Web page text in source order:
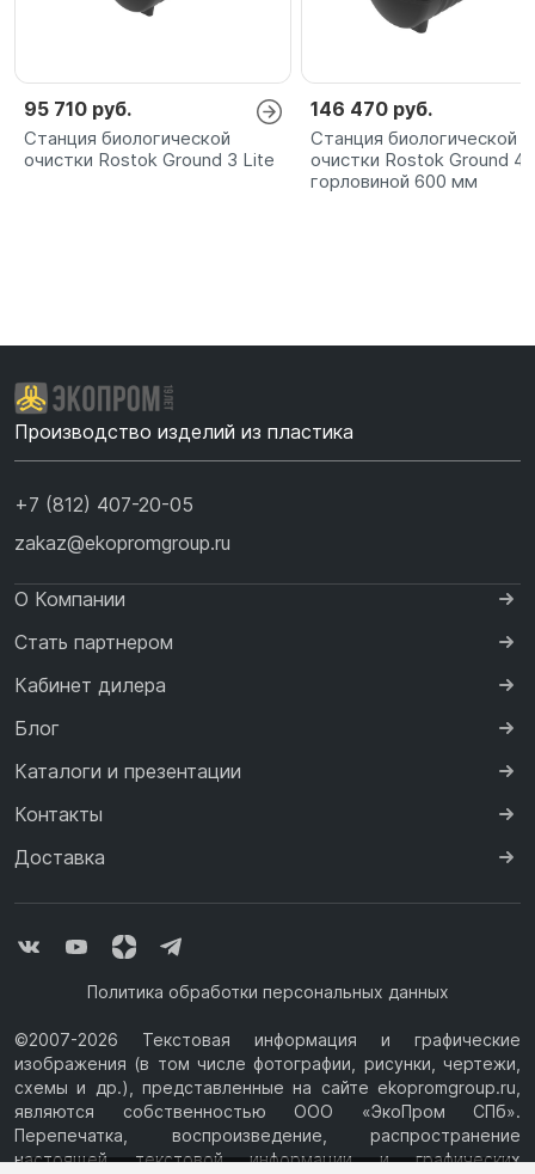
95 710 руб.
Станция биологической
очистки Rostok Ground 3 Lite
146 470 руб.
Станция биологической
очистки Rostok Ground 4
горловиной 600 мм
Производство изделий из пластика
+7 (812) 407-20-05
zakaz@ekopromgroup.ru
О Компании
Стать партнером
Кабинет дилера
Блог
Каталоги и презентации
Контакты
Доставка
Политика обработки персональных данных
©2007-2026 Текстовая информация и графические
изображения (в том числе фотографии, рисунки, чертежи,
схемы и др.), представленные на сайте ekopromgroup.ru,
являются собственностью ООО «ЭкоПром СПб».
Перепечатка, воспроизведение, распространение
настоящей текстовой информации и графических